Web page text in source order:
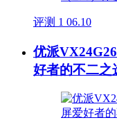
评测 1 06.10
优派
好者的不二之